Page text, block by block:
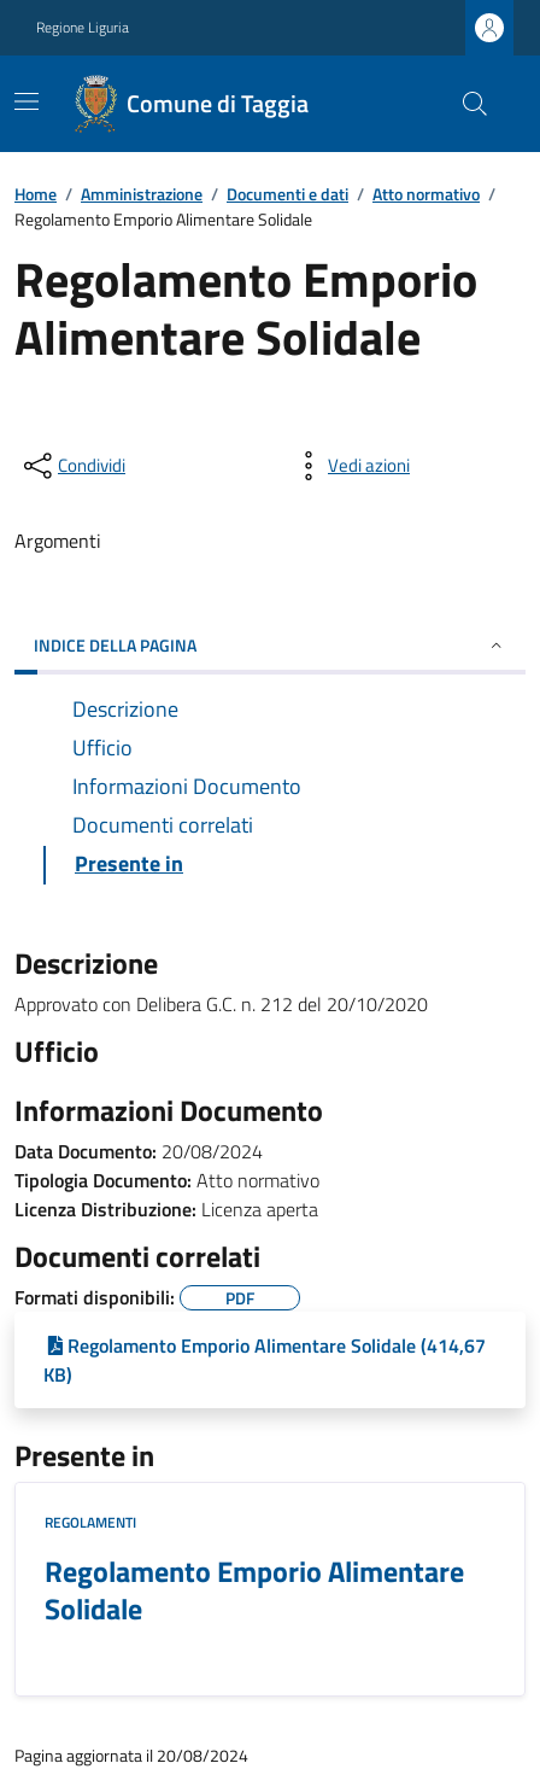
Regione Liguria
Comune di Taggia
Home / Amministrazione / Documenti e dati / Atto normativo /
Regolamento Emporio Alimentare Solidale
Regolamento Emporio
Alimentare Solidale
Condividi Vedi azioni
Argomenti
INDICE DELLA PAGINA
Descrizione
Ufficio
Informazioni Documento
Documenti correlati
Presente in
Descrizione
Approvato con Delibera G.C. n. 212 del 20/10/2020
Ufficio
Informazioni Documento
Data Documento: 20/08/2024
Tipologia Documento: Atto normativo
Licenza Distribuzione: Licenza aperta
Documenti correlati
Formati disponibili: PDF
Regolamento Emporio Alimentare Solidale (414,67
KB)
Presente in
REGOLAMENTI
Regolamento Emporio Alimentare
Solidale
Pagina aggiornata il 20/08/2024